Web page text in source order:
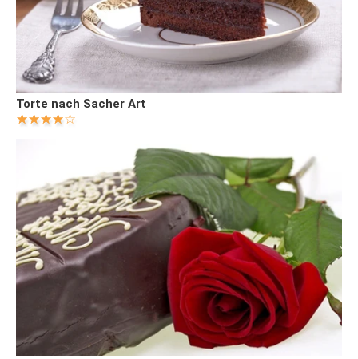
Torte nach Sacher Art